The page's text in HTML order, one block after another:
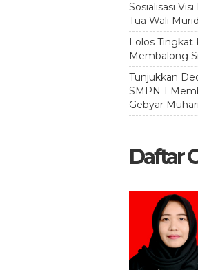
Sosialisasi
Tua Wali
Lolos Tingkat
Membalong
Tunjukkan
SMPN 1
Gebyar
Daftar